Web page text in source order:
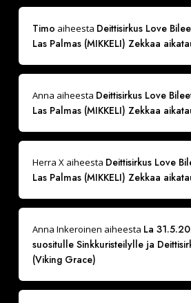
Timo aiheesta Deittisirkus Love
Las Palmas (MIKKELI) Zekkaa
Anna aiheesta Deittisirkus Love
Las Palmas (MIKKELI) Zekkaa
Herra Xaiheesta Deittisirkus Love
Las Palmas (MIKKELI) Zekkaa
Anna Inkeroinen aiheesta La
suositulle Sinkkuristeilylle ja
(Viking Grace)